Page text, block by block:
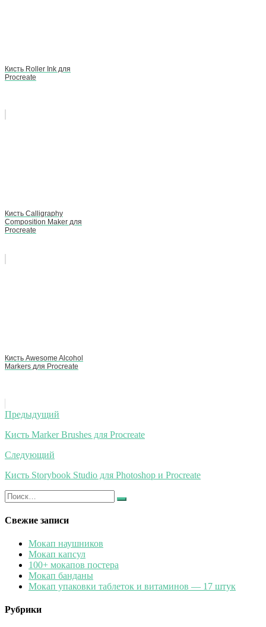
Кисть Roller Ink для
Procreate
Кисть Calligraphy
Composition Maker для
Procreate
Кисть Awesome Alcohol
Markers для Procreate
Навигация
по
записям
Предыдущий
Кисть Marker Brushes для Procreate
Следующий
Кисть Storybook Studio для Photoshop и Procreate
Искать:
Найти
Свежие записи
Мокап наушников
Мокап капсул
100+ мокапов постера
Мокап банданы
Мокап упаковки таблеток и витаминов — 17 штук
Рубрики